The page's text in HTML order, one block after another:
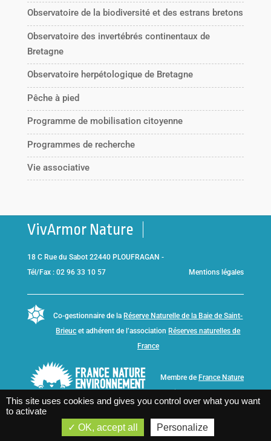
Observatoire de la biodiversité et des estrans bretons
Observatoire des invertébrés continentaux de
Bretagne
Observatoire herpétologique de Bretagne
Pêche à pied
Programme de mobilisation citoyenne
Programmes de recherche
Vie associative
VivArmor Nature
18 C Rue du Sabot 22440 PLOUFRAGAN -
Tél/Fax : 02 96 33 10 57
Mentions légales
Co-gestionnaire de la Réserve Naturelle de la Baie de Saint-
Brieuc et adhérent de l’association Réserves naturelles de
France
Membre de France Nature
This site uses cookies and gives you control over what you want
to activate
OK, accept all
Personalize